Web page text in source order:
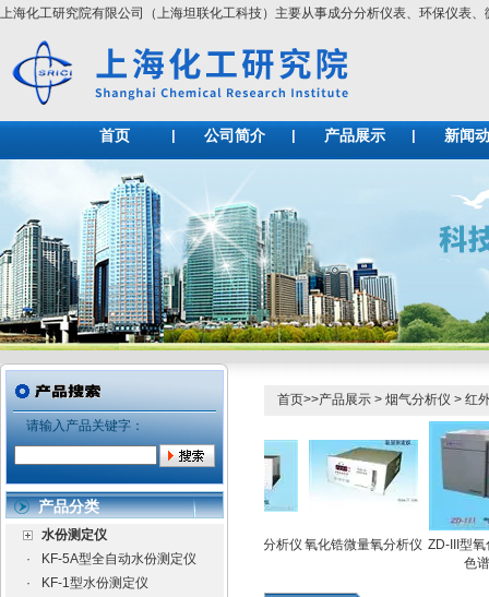
上海化工研究院有限公司（上海坦联化工科技）主要从事成分分析仪表、环保仪
首页 公司简介 产品展示 新闻
请输入产品关键字：
产品分类
水份测定仪
·
KF-5A型全自动水份测定仪
·
KF-1型水份测定仪
首页>>产品展示> 烟气分析仪 > 红
全自动水份测定仪 氧化锆微量氧分析仪氧化锆微量氧分析仪 ZD-III型氧化
色谱仪